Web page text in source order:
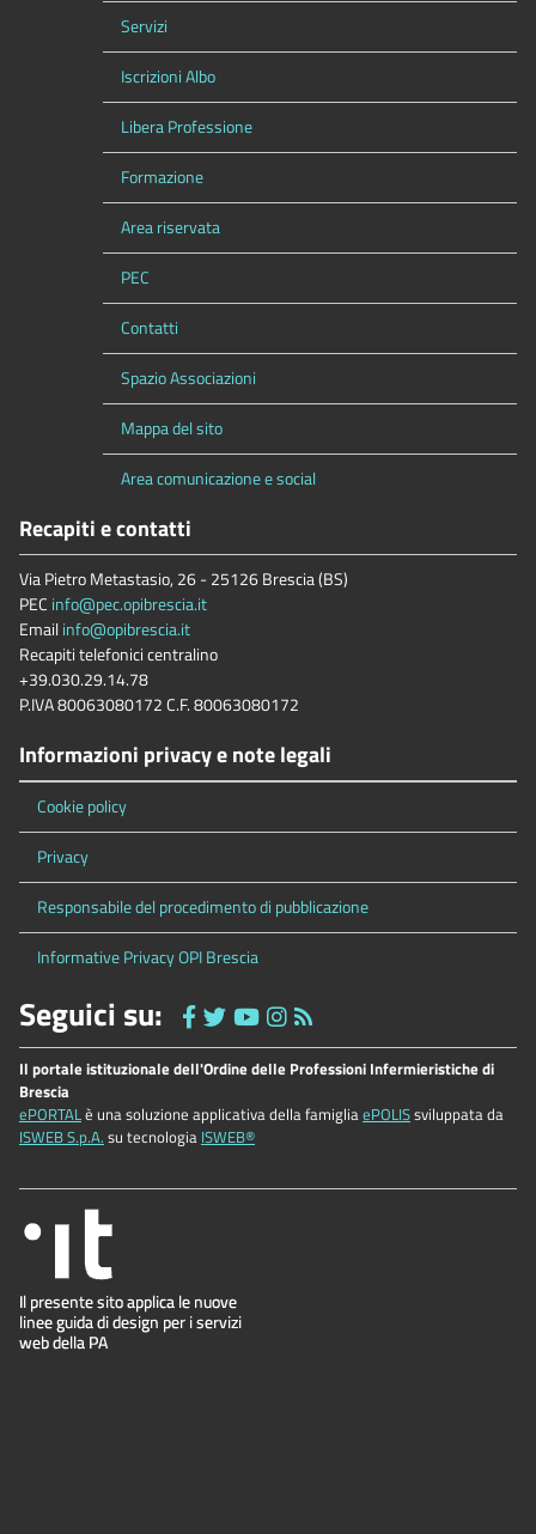
Servizi
Iscrizioni Albo
Libera Professione
Formazione
Area riservata
PEC
Contatti
Spazio Associazioni
Mappa del sito
Area comunicazione e social
Recapiti e contatti
Via Pietro Metastasio, 26 - 25126 Brescia (BS)
PEC info@pec.opibrescia.it
Emailinfo@opibrescia.it
Recapiti telefonici centralino
+39.030.29.14.78
P.IVA 80063080172 C.F. 80063080172
Informazioni privacy e note legali
Cookie policy
Privacy
Responsabile del procedimento di pubblicazione
Informative Privacy OPI Brescia
Seguici su:
Il portale istituzionale dell'Ordine delle Professioni Infermieristiche di
Brescia
ePORTALè una soluzione applicativa della famigliaePOLISsviluppata da
ISWEB S.p.A. su tecnologia ISWEB®